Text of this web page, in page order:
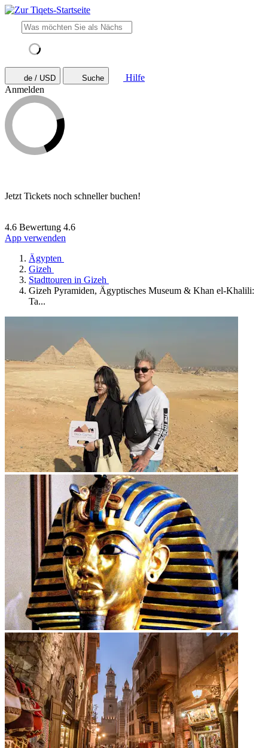
de / USD Suche
Hilfe
Anmelden
Jetzt Tickets noch schneller buchen!
4.6 Bewertung 4.6
App verwenden
Ägypten
Gizeh
Stadttouren in Gizeh
Gizeh Pyramiden, Ägyptisches Museum & Khan el-Khalili:
Ta...